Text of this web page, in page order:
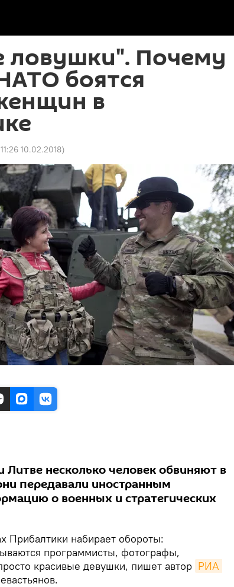
ловушки". Почему
боятся
в
11:26 10.02.2018)
Литве несколько человек обвиняют в
передавали иностранным
о военных и стратегических
Прибалтики набирает обороты:
программисты, фотографы,
красивые девушки, пишет автор РИА